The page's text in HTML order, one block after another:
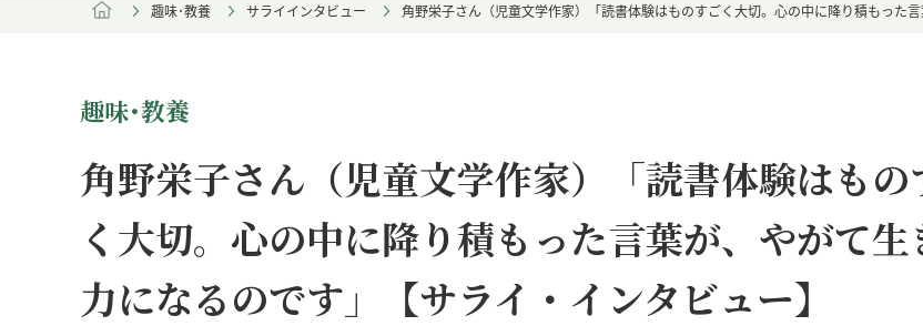
趣味･教養 サライインタビュー 角野栄子さん（児童文学作家）「読書体験はものすごく大切。心の中に降り積もった
趣味･教養
角野栄子さん（児童文学作家）「読書体験はもの
く大切。心の中に降り積もった言葉が、やがて生
力になるのです」【サライ・インタビュー】